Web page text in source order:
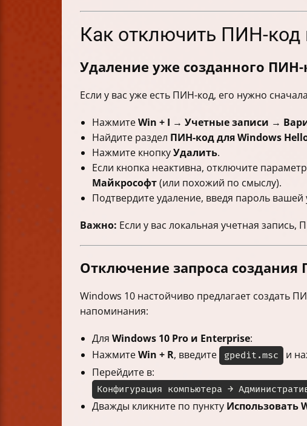
Как отключить ПИН-код
Удаление уже созданного ПИН-
Если у вас уже есть ПИН-код, его нужно
НажмитеWin + I → Учетные записи →
Найдите раздел ПИН-код для Windows
Нажмите кнопкуУдалить.
Если кнопка неактивна, отключите параметр
Майкрософт(или похожий по смыслу).
Подтвердите удаление, введя пароль
Важно: Если у вас локальная учетная запись,
Отключение запроса
Windows 10 настойчиво предлагает создать
напоминания:
Для Windows 10 Pro и Enterprise:
НажмитеWin + R, введите gpedit.msc
и
Перейдите в:
Конфигурация компьютера →
Дважды кликните по пункту Использовать